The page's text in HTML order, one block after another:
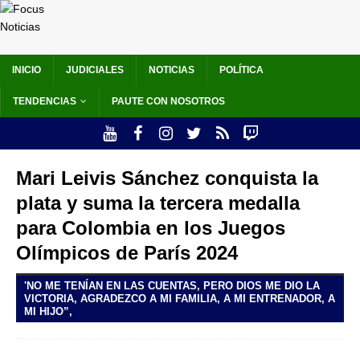
INICIO JUDICIALES NOTICIAS POLÍTICA
TENDENCIAS PAUTE CON NOSOTROS
Mari Leivis Sánchez conquista la
plata y suma la tercera medalla
para Colombia en los Juegos
Olímpicos de París 2024
'NO ME TENÍAN EN LAS CUENTAS, PERO DIOS ME DIO LA
VICTORIA, AGRADEZCO A MI FAMILIA, A MI ENTRENADOR, A
MI HIJO”,